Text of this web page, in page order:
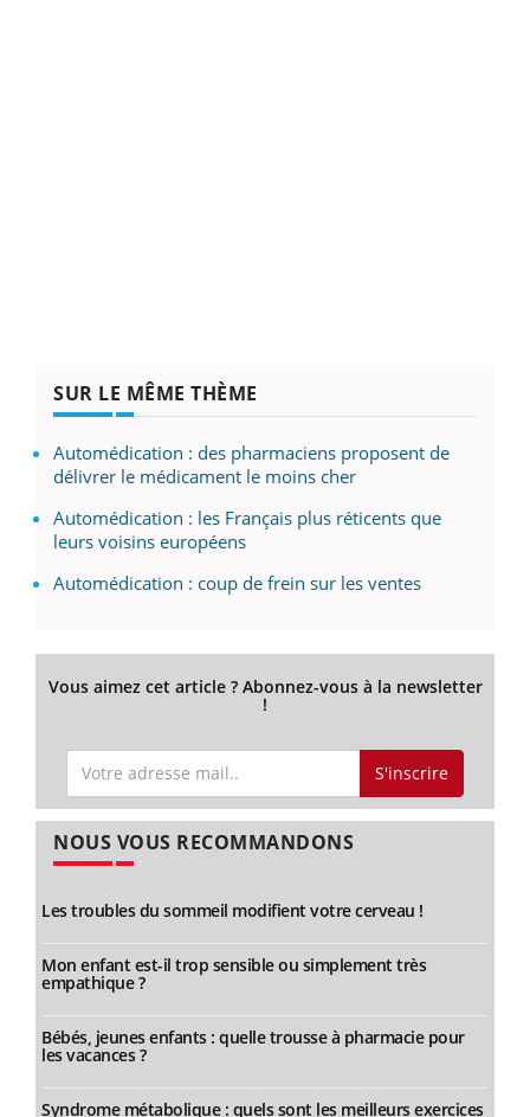
SUR LE MÊME THÈME
Automédication : des pharmaciens proposent de
délivrer le médicament le moins cher
Automédication : les Français plus réticents que
leurs voisins européens
Automédication : coup de frein sur les ventes
Vous aimez cet article ? Abonnez-vous à la newsletter
!
S'inscrire
NOUS VOUS RECOMMANDONS
Les troubles du sommeil modifient votre cerveau !
Mon enfant est-il trop sensible ou simplement très
empathique ?
Bébés, jeunes enfants : quelle trousse à pharmacie pour
les vacances ?
Syndrome métabolique : quels sont les meilleurs exercices